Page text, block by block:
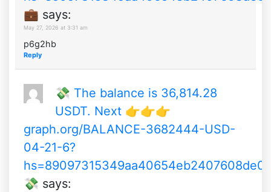
💼 says:
May 27, 2026 at 3:31 am
p6g2hb
Reply
💸 The balance is 36,814.28
USDT. Next 👉👉👉
graph.org/BALANCE-3682444-USD-
04-21-6?
💸 says: